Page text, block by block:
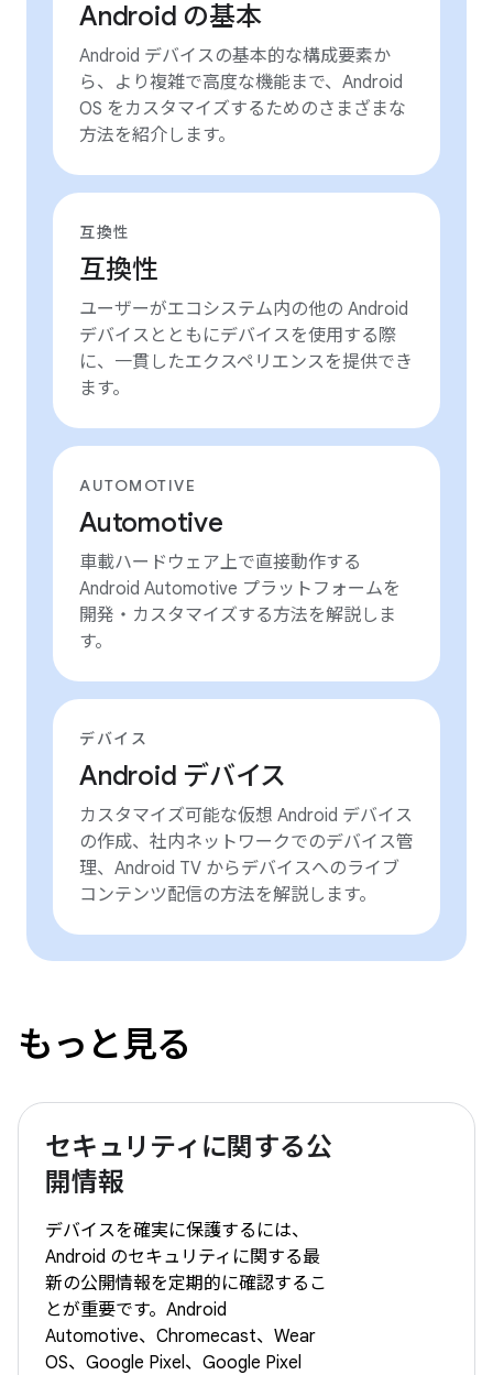
Android の基本
Android デバイスの基本的な構成要素か
ら、より複雑で高度な機能まで、Android
OS をカスタマイズするためのさまざまな
方法を紹介します。
互換性
互換性
ユーザーがエコシステム内の他の Android
デバイスとともにデバイスを使用する際
に、一貫したエクスペリエンスを提供でき
ます。
AUTOMOTIVE
Automotive
車載ハードウェア上で直接動作する
Android Automotive プラットフォームを
開発・カスタマイズする方法を解説しま
す。
デバイス
Android デバイス
カスタマイズ可能な仮想 Android デバイス
の作成、社内ネットワークでのデバイス管
理、Android TV からデバイスへのライブ
コンテンツ配信の方法を解説します。
もっと見る
セキュリティに関する公
開情報
デバイスを確実に保護するには、
Android のセキュリティに関する最
新の公開情報を定期的に確認するこ
とが重要です。Android
Automotive、Chromecast、Wear
OS、Google Pixel、Google Pixel